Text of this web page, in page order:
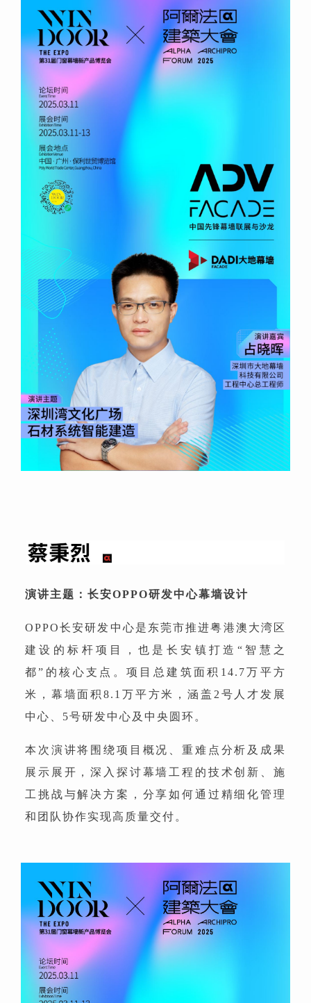
演讲主题：长安OPPO研发中心幕墙设计
OPPO长安研发中心是东莞市推进粤港澳大湾区
建设的标杆项目，也是长安镇打造“智慧之
都”的核心支点。项目总建筑面积14.7万平方
米，幕墙面积8.1万平方米，涵盖2号人才发展
中心、5号研发中心及中央圆环。
本次演讲将围绕项目概况、重难点分析及成果
展示展开，深入探讨幕墙工程的技术创新、施
工挑战与解决方案，分享如何通过精细化管理
和团队协作实现高质量交付。